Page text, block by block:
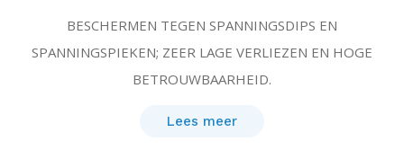
BESCHERMEN TEGEN SPANNINGSDIPS EN
SPANNINGSPIEKEN; ZEER LAGE VERLIEZEN EN HOGE
BETROUWBAARHEID.
Lees meer